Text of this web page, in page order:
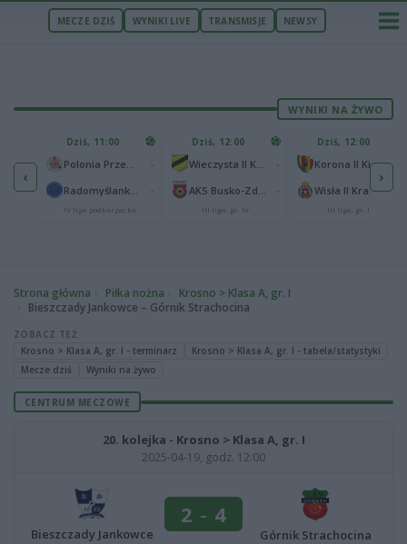
MECZE DZIŚ WYNIKI LIVE TRANSMISJE NEWSY
WYNIKI NA ŻYWO
‹
1
1
Dziś, 11:00
IV liga podkarpacka
Dziś, 12:00
III liga, gr. IV
Dziś, 12:00
Korona II Kielce
Wisła II Kraków
III liga, gr. IV
›
Strona główna Piłka nożna
Krosno > Klasa A, gr. I
Bieszczady Jankowce – Górnik Strachocina
ZOBACZ TEŻ
Krosno > Klasa A, gr. I - terminarz
Krosno > Klasa A, gr. I - tabela/statystyki
Mecze dziś
Wyniki na żywo
CENTRUM MECZOWE
20. kolejka - Krosno > Klasa A, gr. I
2025-04-19, godz. 12:00
Bieszczady Jankowce
2 - 4
Górnik Strachocina